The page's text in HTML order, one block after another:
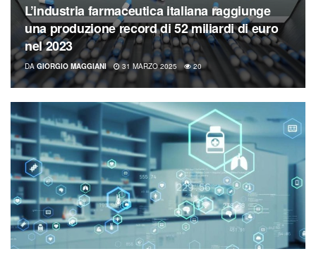
L’industria farmaceutica italiana raggiunge
una produzione record di 52 miliardi di euro
nel 2023
DA GIORGIO MAGGIANI 31 MARZO 2025 20